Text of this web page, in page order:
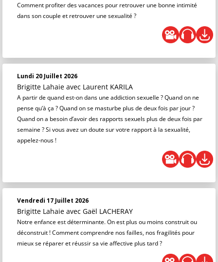
Comment profiter des vacances pour retrouver une bonne intimité
dans son couple et retrouver une sexualité ?
Lundi 20 Juillet 2026
Brigitte Lahaie avec Laurent KARILA
A partir de quand est-on dans une addiction sexuelle ? Quand on ne
pense qu’à ça ? Quand on se masturbe plus de deux fois par jour ?
Quand on a besoin d’avoir des rapports sexuels plus de deux fois par
semaine ? Si vous avez un doute sur votre rapport à la sexualité,
appelez-nous !
Vendredi 17 Juillet 2026
Brigitte Lahaie avec Gaël LACHERAY
Notre enfance est déterminante. On est plus ou moins construit ou
déconstruit ! Comment comprendre nos failles, nos fragilités pour
mieux se réparer et réussir sa vie affective plus tard ?